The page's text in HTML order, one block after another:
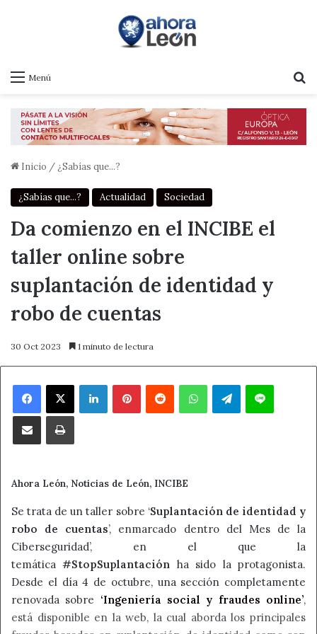
Menú
Inicio / ¿Sabías que...?
¿Sabías que...? Actualidad Sociedad
Da comienzo en el INCIBE el
taller online sobre
suplantación de identidad y
robo de cuentas
30 Oct 2023 1 minuto de lectura
Facebook
X LinkedInPinterestReddit WhatsAppTelegramLine
Compartir por correo electrónicoImprimir
Ahora León, Noticias de León, INCIBE
Se trata de un taller sobre ‘Suplantación de identidad y
robo de cuentas’, enmarcado dentro del Mes de la
Ciberseguridad’, en el que la
temática #StopSuplantación ha sido la protagonista.
Desde el día 4 de octubre, una sección completamente
renovada sobre ‘Ingeniería social y fraudes online’,
está disponible en la web, la cual aborda los principales